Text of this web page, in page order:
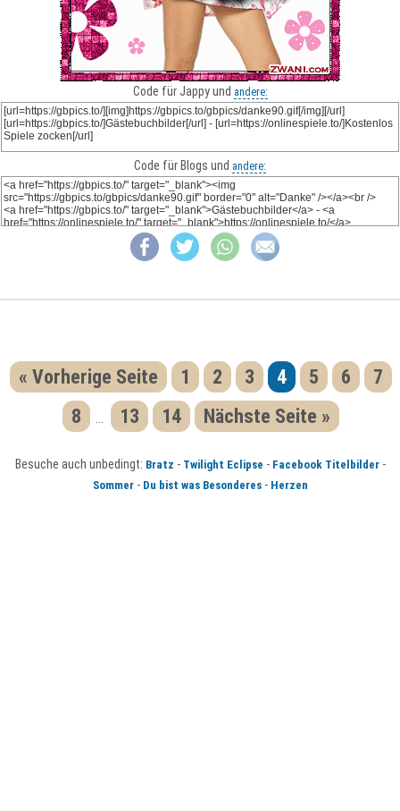
Code für Jappy und andere:
Code für Blogs und andere:
« Vorherige Seite 1 2 3 4 5 6
7
8
13 14 Nächste Seite »
Besuche auch unbedingt: Bratz - Twilight Eclipse - Facebook Titelbilder-
Sommer- Du bist was Besonderes- Herzen